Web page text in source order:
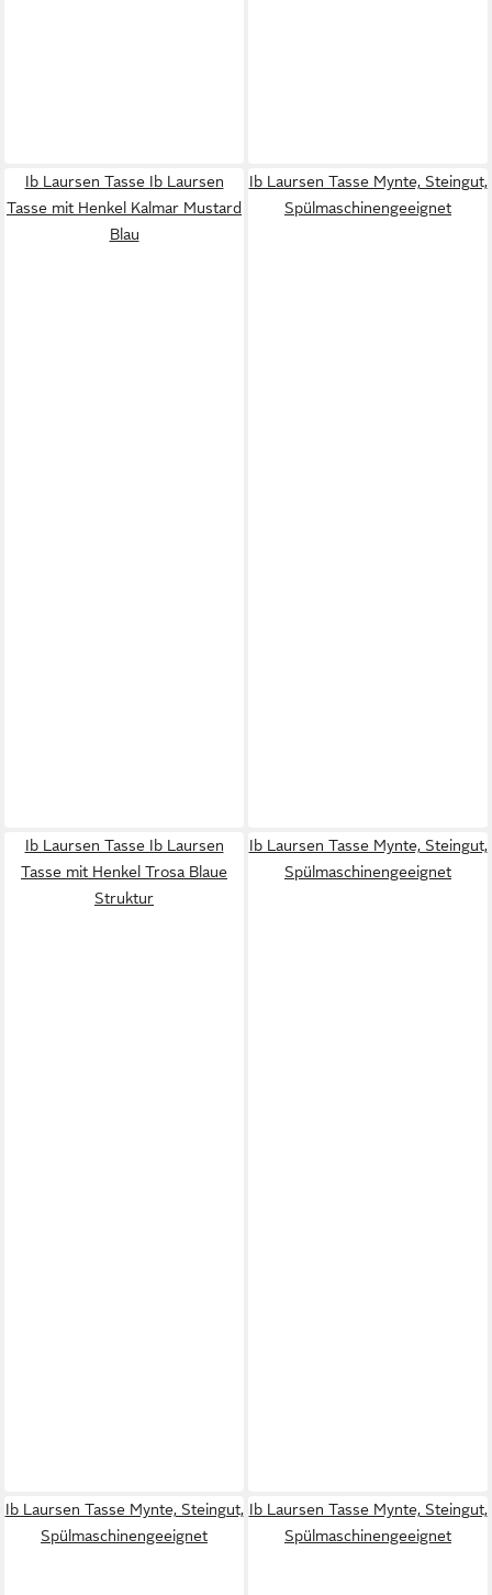
Ib Laursen Tasse Ib Laursen
Tasse mit Henkel Kalmar Mustard
Blau
Ib Laursen Tasse Mynte, Steingut,
Spülmaschinengeeignet
Ib Laursen Tasse Ib Laursen
Tasse mit Henkel Trosa Blaue
Struktur
Ib Laursen Tasse Mynte, Steingut,
Spülmaschinengeeignet
Ib Laursen Tasse Mynte, Steingut,
Spülmaschinengeeignet
Ib Laursen Tasse Mynte, Steingut,
Spülmaschinengeeignet